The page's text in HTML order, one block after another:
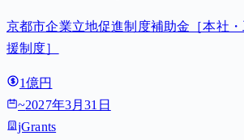
京都市企業立地促進制度補助金［本社
援制度］
1億円
~2027年3月31日
jGrants